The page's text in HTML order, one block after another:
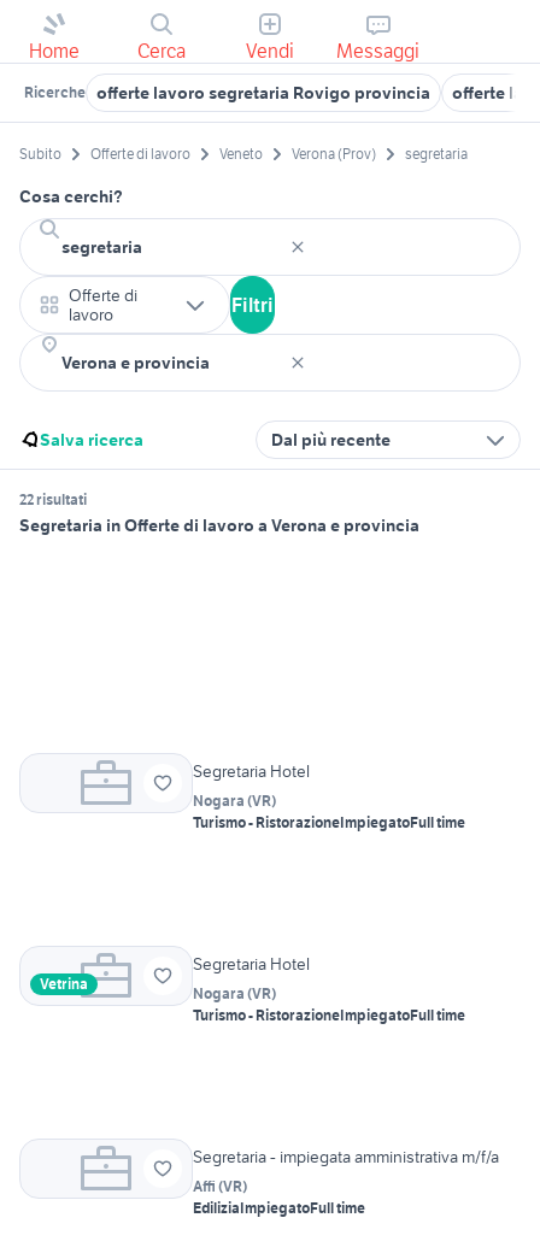
Home Cerca Vendi Messaggi
Ricerche offerte lavoro segretaria Rovigo provincia offerte
Subito Offerte di lavoro Veneto Verona (Prov) segretaria
Cosa cerchi?
Offerte di
lavoro
Filtri
Salva ricerca Dal più recente
22 risultati
Segretaria in Offerte di lavoro a Verona e provincia
Segretaria Hotel
Nogara (VR)
Turismo - RistorazioneImpiegatoFull time
Vetrina
Segretaria Hotel
Nogara (VR)
Turismo - RistorazioneImpiegatoFull time
Segretaria - impiegata amministrativa m/f/a
Affi (VR)
EdiliziaImpiegatoFull time